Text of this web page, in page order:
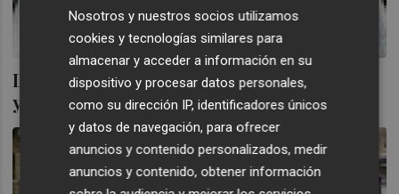
La negociación en bolsa continúa cayendo
y de enero a mayo se redujo un 14%
Nosotros y nuestros socios utilizamos
cookies y tecnologías similares para
almacenar y acceder a información en su
dispositivo y procesar datos personales,
como su dirección IP, identificadores únicos
y datos de navegación, para ofrecer
anuncios y contenido personalizados, medir
anuncios y contenido, obtener información